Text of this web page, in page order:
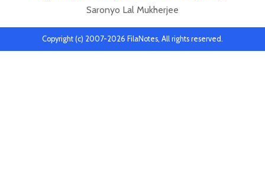
Saronyo Lal Mukherjee
Copyright (c) 2007-2026 FilaNotes, All rights reserved.